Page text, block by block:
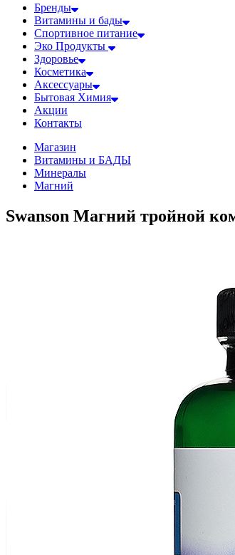
Бренды
Витамины и бады
Спортивное питание
Эко Продукты
Здоровье
Косметика
Аксессуары
Бытовая Химия
Акции
Контакты
Магазин
Витамины и БАДЫ
Минералы
Магний
Swanson Магний тройной